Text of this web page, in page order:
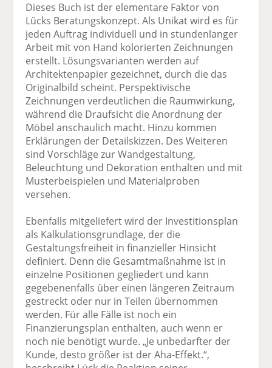
Dieses Buch ist der elementare Faktor von
Lücks Beratungskonzept. Als Unikat wird es für
jeden Auftrag individuell und in stundenlanger
Arbeit mit von Hand kolorierten Zeichnungen
erstellt. Lösungsvarianten werden auf
Architektenpapier gezeichnet, durch die das
Originalbild scheint. Perspektivische
Zeichnungen verdeutlichen die Raumwirkung,
während die Draufsicht die Anordnung der
Möbel anschaulich macht. Hinzu kommen
Erklärungen der Detailskizzen. Des Weiteren
sind Vorschläge zur Wandgestaltung,
Beleuchtung und Dekoration enthalten und mit
Musterbeispielen und Materialproben
versehen.
Ebenfalls mitgeliefert wird der Investitionsplan
als Kalkulationsgrundlage, der die
Gestaltungsfreiheit in finanzieller Hinsicht
definiert. Denn die Gesamtmaßnahme ist in
einzelne Positionen gegliedert und kann
gegebenenfalls über einen längeren Zeitraum
gestreckt oder nur in Teilen übernommen
werden. Für alle Fälle ist noch ein
Finanzierungsplan enthalten, auch wenn er
noch nie benötigt wurde. „Je unbedarfter der
Kunde, desto größer ist der Aha-Effekt.“,